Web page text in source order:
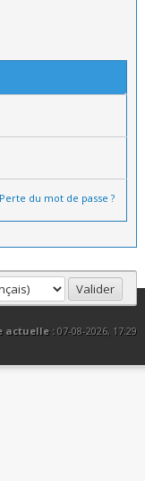
Perte du mot de passe ?
actuelle :07-08-2026, 17:29